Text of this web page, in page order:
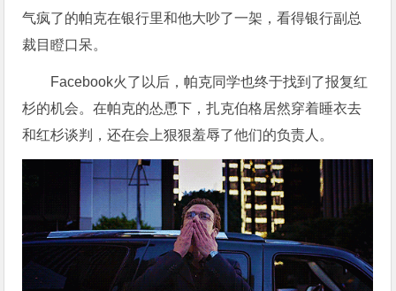
气疯了的帕克在银行里和他大吵了一架，看得银行副总
裁目瞪口呆。
Facebook火了以后，帕克同学也终于找到了报复红
杉的机会。在帕克的怂恿下，扎克伯格居然穿着睡衣去
和红杉谈判，还在会上狠狠羞辱了他们的负责人。